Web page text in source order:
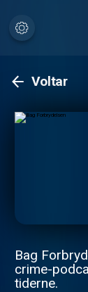
Voltar
Bag
crime-
tiderne.